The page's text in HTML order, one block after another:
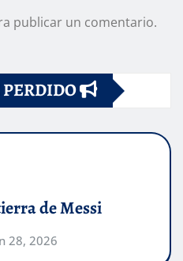
publicar un comentario.
de Messi
28, 2026